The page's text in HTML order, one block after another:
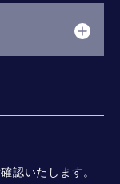
認いたします。